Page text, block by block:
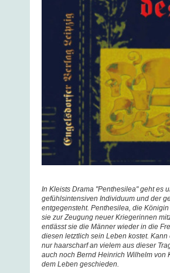
In Kleists Drama "Penthesilea" geht es
gefühlsintensiven Individuum und der
entgegensteht. Penthesilea, die
sie zur Zeugung neuer Kriegerinnen
entlässt sie die Männer wieder in die
diesen letztlich sein Leben kostet.
nur haarscharf an vielem aus dieser
auch noch Bernd Heinrich Wilhelm von
dem Leben geschieden.